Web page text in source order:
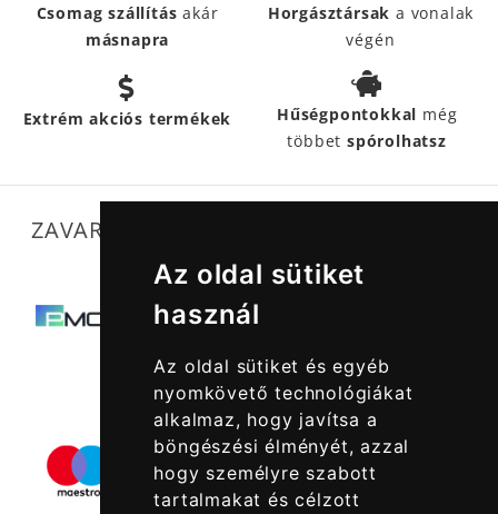
Az oldal sütiket
használ
Az oldal sütiket és egyéb
nyomkövető technológiákat
alkalmaz, hogy javítsa a
böngészési élményét, azzal
hogy személyre szabott
tartalmakat és célzott
Csomag szállításakár
másnapra
Horgásztársak a vonalak
végén
Extrém akciós termékek Hűségpontokkal még
többetspórolhatsz
ZAVARTALAN MŰKÖDÉSÜNKET SEGÍTIK